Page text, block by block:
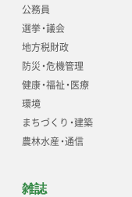
公務員
選挙・議会
地方税財政
防災・危機管理
健康・福祉・医療
環境
まちづくり・建築
農林水産・通信
雑誌